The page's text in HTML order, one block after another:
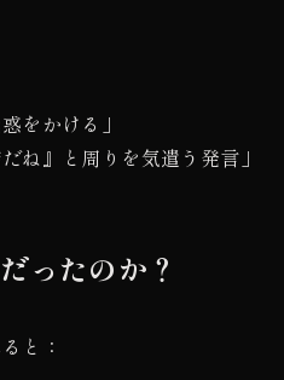
をかける」
ね』と周りを気遣う発言」
ったのか？
と：